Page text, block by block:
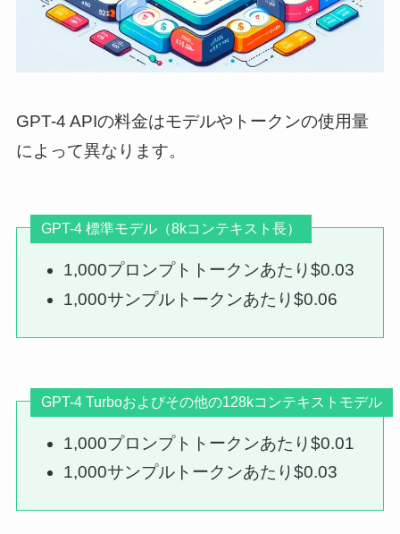
GPT-4 APIの料金はモデルやトークンの使用量
によって異なります。
GPT-4 標準モデル（8kコンテキスト長）
1,000プロンプトトークンあたり$0.03
1,000サンプルトークンあたり$0.06
GPT-4 Turboおよびその他の128kコンテキストモデル
1,000プロンプトトークンあたり$0.01
1,000サンプルトークンあたり$0.03